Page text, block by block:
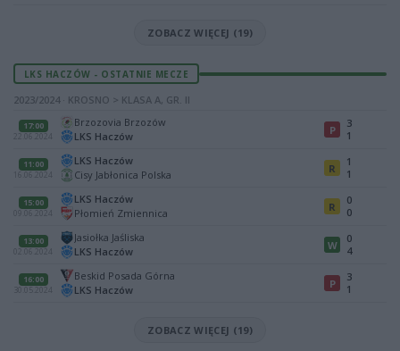
ZOBACZ WIĘCEJ (19)
LKS HACZÓW - OSTATNIE MECZE
2023/2024 · KROSNO > KLASA A, GR. II
17:00
22.06.2024
Brzozovia Brzozów
LKS Haczów
P
3
1
11:00
16.06.2024
LKS Haczów
Cisy Jabłonica Polska
R
1
1
15:00
09.06.2024
LKS Haczów
Płomień Zmiennica
R
0
0
13:00
02.06.2024
Jasiołka Jaśliska
LKS Haczów
W
0
4
16:00
30.05.2024
Beskid Posada Górna
LKS Haczów
P
3
1
ZOBACZ WIĘCEJ (19)